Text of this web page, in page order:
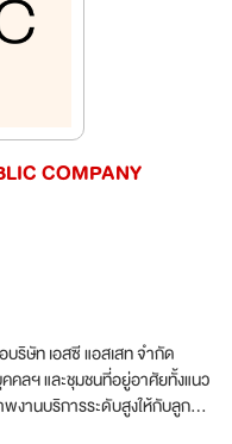
COMPANY
บริษัท เอสซี แอสเสท จำกัด